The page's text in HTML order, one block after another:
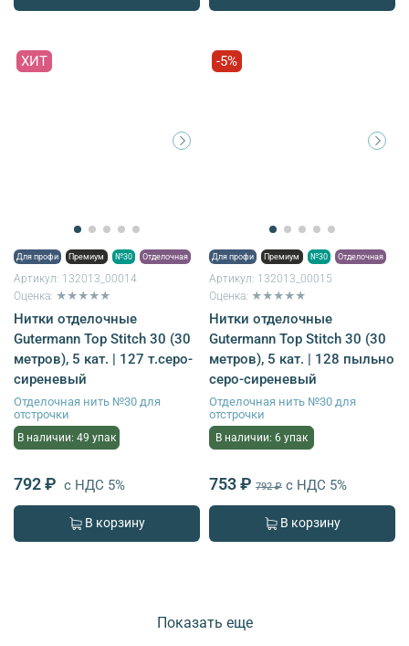
ХИТ
Для профи Премиум №30 Отделочная
Артикул: 132013_00014
Оценка: ★★★★★
Нитки отделочные
Gutermann Top Stitch 30 (30
метров), 5 кат. | 127 т.серо-
сиреневый
Отделочная нить №30 для
отстрочки
В наличии: 49 упак
792 ₽ с НДС 5%
В корзину
-5%
Для профи Премиум №30 Отделочная
Артикул: 132013_00015
Оценка: ★★★★★
Нитки отделочные
Gutermann Top Stitch 30 (30
метров), 5 кат. | 128 пыльно
серо-сиреневый
Отделочная нить №30 для
отстрочки
В наличии: 6 упак
753 ₽ 792 ₽ с НДС 5%
В корзину
Показать еще